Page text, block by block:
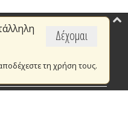
Δέχομαι
τη χρήση τους.